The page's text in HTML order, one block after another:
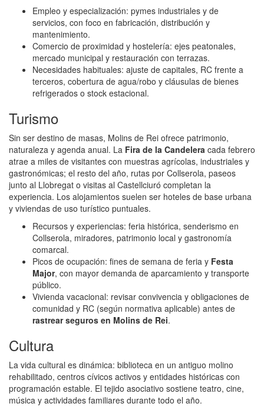
Empleo y especialización: pymes industriales y de
servicios, con foco en fabricación, distribución y
mantenimiento.
Comercio de proximidad y hostelería: ejes peatonales,
mercado municipal y restauración con terrazas.
Necesidades habituales: ajuste de capitales, RC frente a
terceros, cobertura de agua/robo y cláusulas de bienes
refrigerados o stock estacional.
Turismo
Sin ser destino de masas, Molins de Rei ofrece patrimonio,
naturaleza y agenda anual. La Fira de la Candelera cada febrero
atrae a miles de visitantes con muestras agrícolas, industriales y
gastronómicas; el resto del año, rutas por Collserola, paseos
junto al Llobregat o visitas al Castellciuró completan la
experiencia. Los alojamientos suelen ser hoteles de base urbana
y viviendas de uso turístico puntuales.
Recursos y experiencias: feria histórica, senderismo en
Collserola, miradores, patrimonio local y gastronomía
comarcal.
Picos de ocupación: fines de semana de feria y Festa
Major, con mayor demanda de aparcamiento y transporte
público.
Vivienda vacacional: revisar convivencia y obligaciones de
comunidad y RC (según normativa aplicable) antes de
rastrear seguros en Molins de Rei.
Cultura
La vida cultural es dinámica: biblioteca en un antiguo molino
rehabilitado, centros cívicos activos y entidades históricas con
programación estable. El tejido asociativo sostiene teatro, cine,
música y actividades familiares durante todo el año.